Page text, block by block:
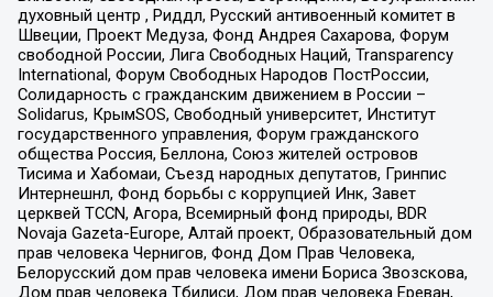
духовный центр , Риддл, Русский антивоенный комитет в
Швеции, Проект Медуза, Фонд Андрея Сахарова, Форум
свободной России, Лига Свободных Наций, Transparеncy
International, Форум Свободных Народов ПостРоссии,
Солидарность с гражданским движением в России –
Solidarus, КрымSOS, Свободный университет, Институт
государственного управления, Форум гражданского
общества Россия, Беллона, Союз жителей островов
Тисима и Хабомаи, Съезд народных депутатов, Гринпис
Интернешнл, Фонд борьбы с коррупцией Инк, Завет
церквей TCCN, Агора, Всемирный фонд природы, BDR
Novaja Gazeta-Europe, Алтай проект, Образовательный дом
прав человека Чернигов, Фонд Дом Прав Человека,
Белорусский дом прав человека имени Бориса Звозскова,
Дом прав человека Тбилиси, Дом прав человека Ереван,